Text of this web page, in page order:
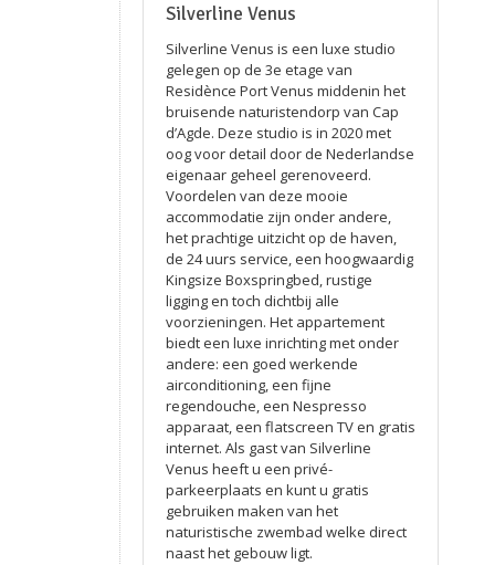
Silverline Venus
Silverline Venus is een luxe studio
gelegen op de 3e etage van
Residènce Port Venus middenin het
bruisende naturistendorp van Cap
d’Agde. Deze studio is in 2020 met
oog voor detail door de Nederlandse
eigenaar geheel gerenoveerd.
Voordelen van deze mooie
accommodatie zijn onder andere,
het prachtige uitzicht op de haven,
de 24 uurs service, een hoogwaardig
Kingsize Boxspringbed, rustige
ligging en toch dichtbij alle
voorzieningen. Het appartement
biedt een luxe inrichting met onder
andere: een goed werkende
airconditioning, een fijne
regendouche, een Nespresso
apparaat, een flatscreen TV en gratis
internet. Als gast van Silverline
Venus heeft u een privé-
parkeerplaats en kunt u gratis
gebruiken maken van het
naturistische zwembad welke direct
naast het gebouw ligt.